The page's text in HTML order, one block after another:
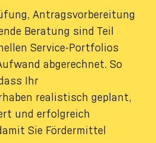
Antragsvorbereitung
Beratung sind Teil
Service-Portfolios
abgerechnet. So
Ihr
realistisch geplant,
und erfolgreich
Sie Fördermittel